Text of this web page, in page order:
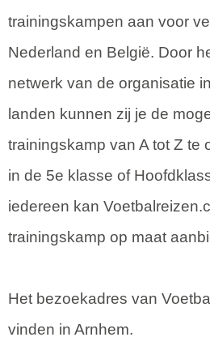
trainingskampen aan voor
Nederland en België. Door
netwerk van de organisatie
landen kunnen zij je de
trainingskamp van A tot Z te
in de 5e klasse of
iedereen kan
trainingskamp op maat
Het bezoekadres van
vinden in Arnhem.